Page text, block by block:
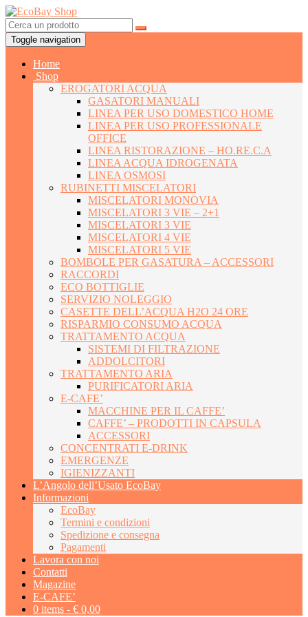
Toggle navigation
Home
Shop
EROGATORI ACQUA
GASATORI MANUALI
LINEA PER USO DOMESTICO HOME
LINEA PER USO PROFESSIONALE
OFFICE
LINEA RISTORAZIONE – HO.RE.C.A
LINEA ACQUA IDROGENATA
LINEA OSMOSI
RUBINETTI MISCELATORI
MISCELATORI MONOVIA
MISCELATORI 3 VIE – 2+1
MISCELATORI 3 VIE
MISCELATORI 4 VIE
MISCELATORI 5 VIE
BOMBOLE PER GASATURA – ACCESSORI
RACCORDI
ECO BOTTIGLIE
SERVIZIO NOLEGGIO
CASETTE DELL’ACQUA H2O 24 ORE
RISPARMIO CONSUMO ACQUA
TRATTAMENTO ACQUA
SISTEMI DI FILTRAZIONE
ADDOLCITORI
TRATTAMENTO ARIA
PURIFICATORI ARIA
E-CAFE’
MACCHINE PER IL CAFFE’
CAFFE’ – PRODOTTI IN CAPSULA
ACCESSORI
CONCENTRATI E-DRINK
EMERGENZE
IGIENIZZANTI
L’Angolo dell’Usato EcoBay
Informazioni
EcoBay
Termini e condizioni
Spedizione e consegna
Pagamenti
Lavora con noi
Contatti
Magazine
E-CAFE’
0 items - € 0,00